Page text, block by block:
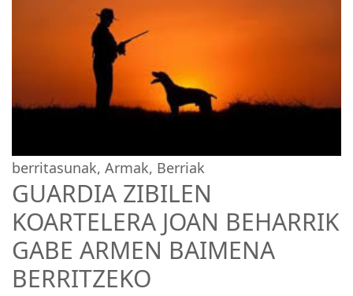
berritasunak, Armak, Berriak
GUARDIA ZIBILEN
KOARTELERA JOAN BEHARRIK
GABE ARMEN BAIMENA
BERRITZEKO